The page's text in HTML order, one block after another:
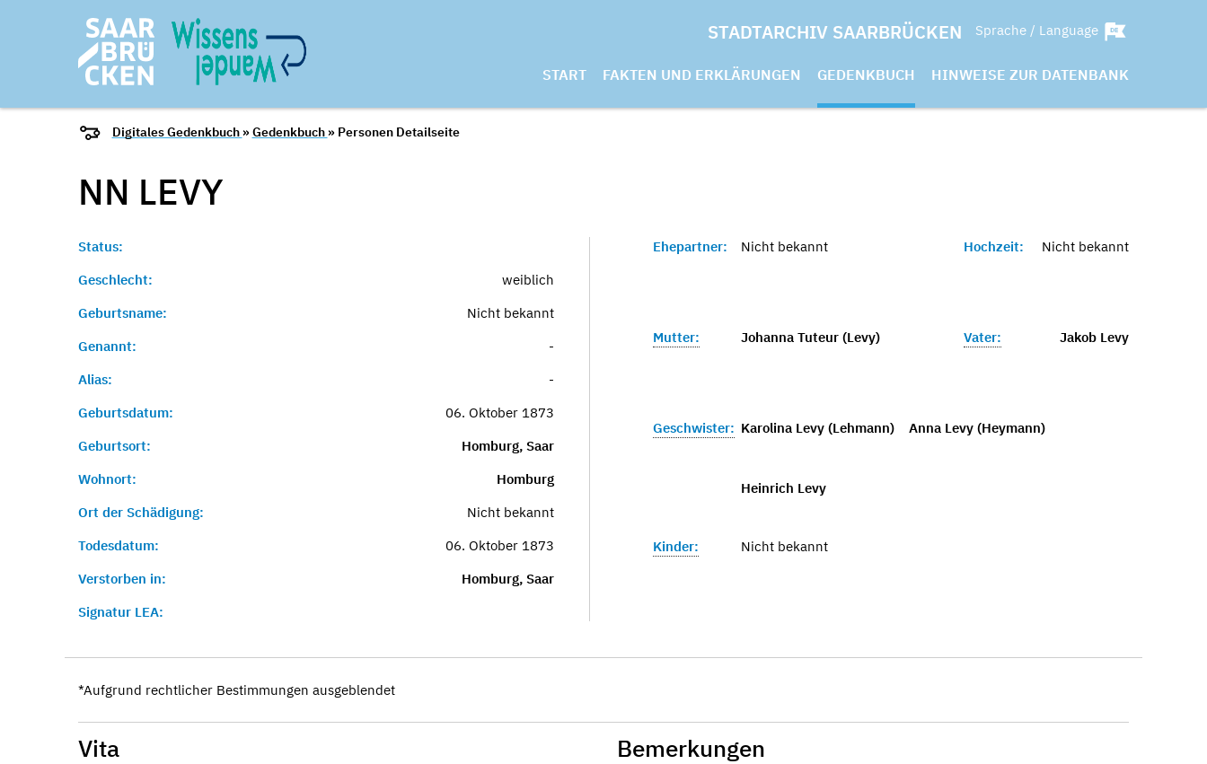
STADTARCHIV SAARBRÜCKEN Sprache / Language
START FAKTEN UND ERKLÄRUNGEN GEDENKBUCH HINWEISE ZUR DATENBANK
Digitales Gedenkbuch »Gedenkbuch » Personen Detailseite
NN LEVY
Status:
Geschlecht:
weiblich
Geburtsname:
Nicht bekannt
Genannt:
-
Alias:
-
Geburtsdatum:
06. Oktober 1873
Geburtsort:
Homburg, Saar
Wohnort:
Homburg
Ort der Schädigung:
Nicht bekannt
Todesdatum:
06. Oktober 1873
Verstorben in:
Homburg, Saar
Signatur LEA:
Ehepartner: Nicht bekannt Hochzeit: Nicht bekannt
Mutter: Johanna Tuteur (Levy) Vater: Jakob Levy
Geschwister: Karolina Levy (Lehmann) Anna Levy (Heymann)
Heinrich Levy
Kinder: Nicht bekannt
*Aufgrund rechtlicher Bestimmungen ausgeblendet
Vita Bemerkungen